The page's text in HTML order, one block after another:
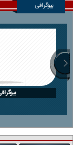
بیوگرافی